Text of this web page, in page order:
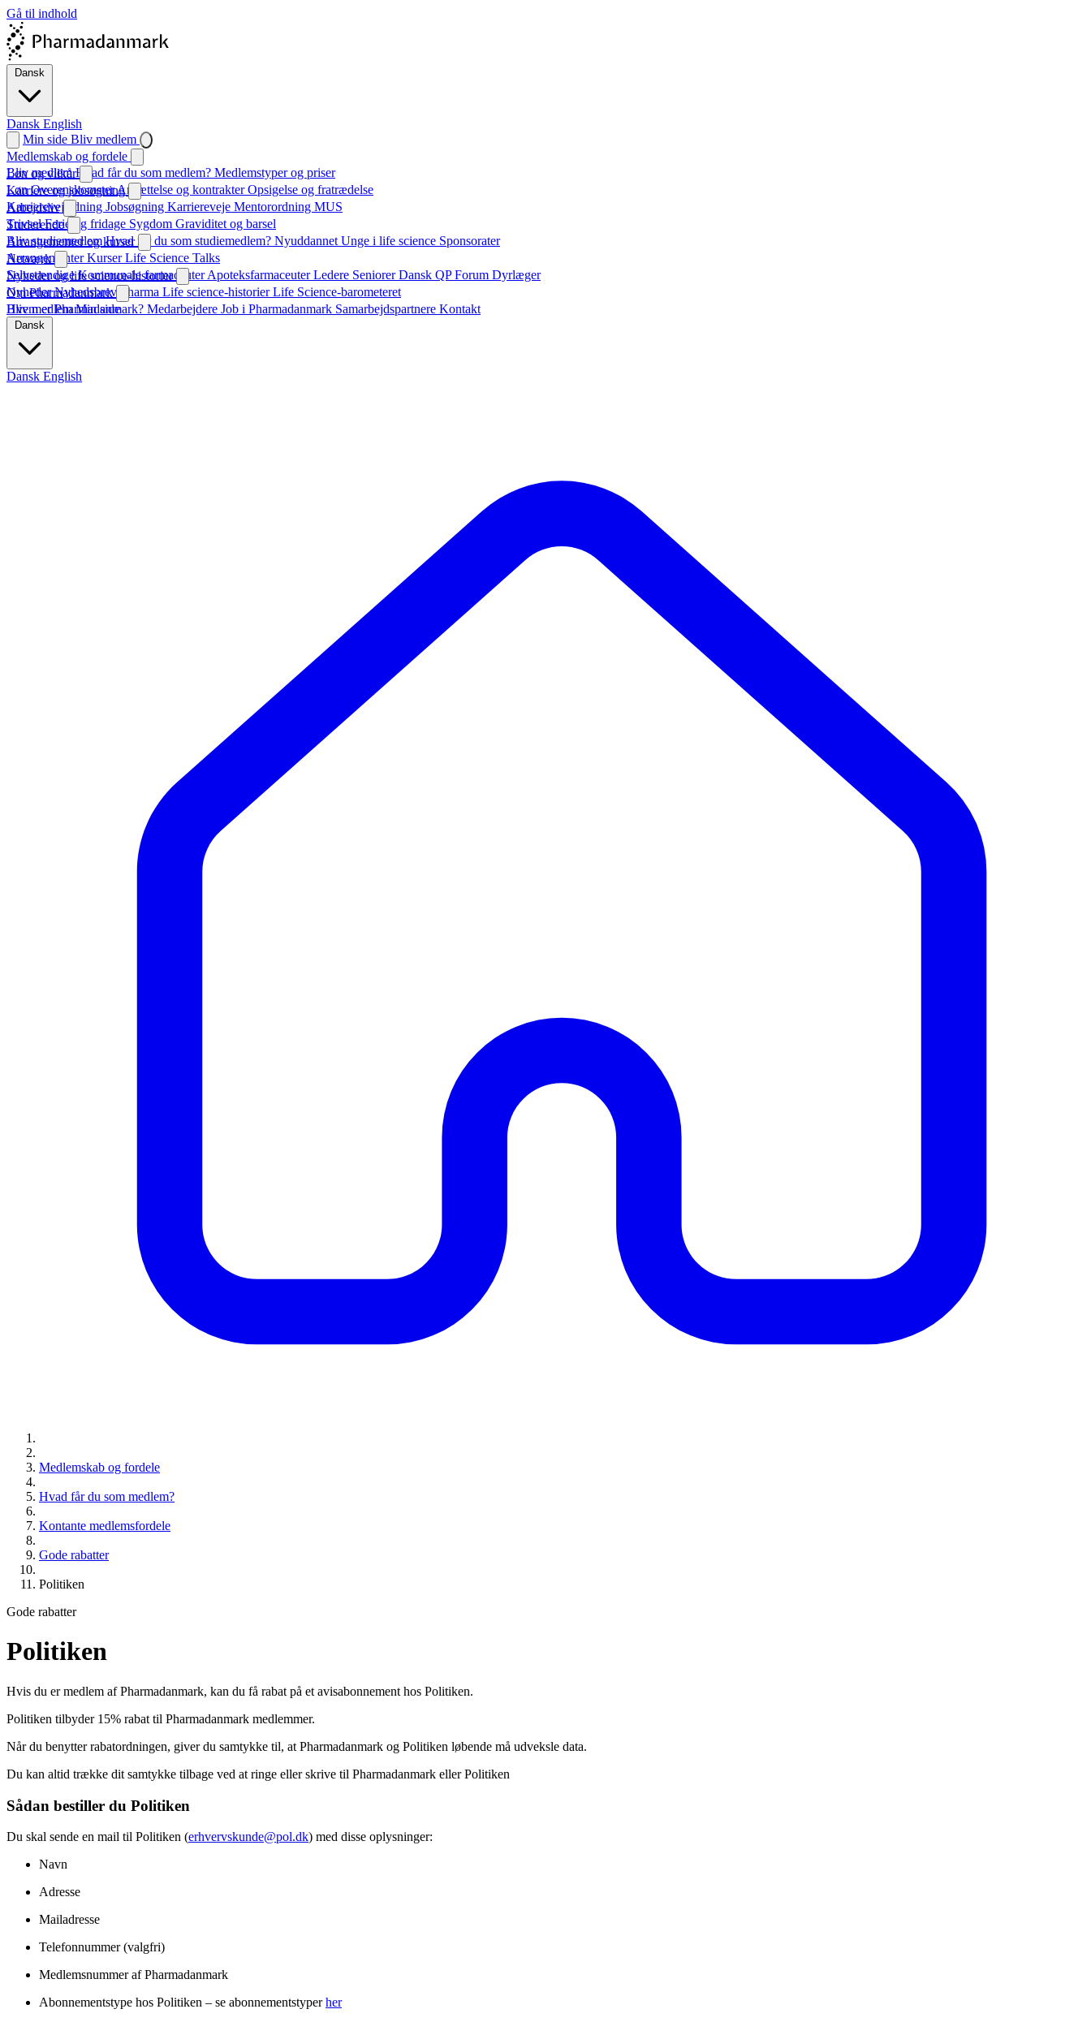
Gå til indhold
Dansk
Dansk English
Min side Bliv medlem
Medlemskab og fordele
Bliv medlemHvad får du som medlem? Medlemstyper og priser
Løn og vilkår
LønOverenskomsterAnsættelse og kontrakterOpsigelse og fratrædelse
Karriere og jobsøgning
Karrierevejledning Jobsøgning Karriereveje Mentorordning MUS
Arbejdsliv
TrivselFerie og fridage Sygdom Graviditet og barsel
Studerende
Bliv studiemedlemHvad får du som studiemedlem? Nyuddannet Unge i life science Sponsorater
Arrangementer og kurser
ArrangementerKurserLife Science Talks
Netværk
SelvstændigeKommunale farmaceuterApoteksfarmaceuterLedere SeniorerDansk QP Forum Dyrlæger
Nyheder og life science-historier
NyhederNyhedsbrev Pharma Life science-historierLife Science-barometeret
Om Pharmadanmark
Hvem er Pharmadanmark? Medarbejdere Job i Pharmadanmark Samarbejdspartnere Kontakt
Bliv medlemMin side
Dansk
Dansk English
Medlemskab og fordele
Hvad får du som medlem?
Kontante medlemsfordele
Gode rabatter
Politiken
Gode rabatter
Politiken
Hvis du er medlem af Pharmadanmark, kan du få rabat på et avisabonnement hos Politiken.
Politiken tilbyder 15% rabat til Pharmadanmark medlemmer.
Når du benytter rabatordningen, giver du samtykke til, at Pharmadanmark og Politiken løbende må udveksle data.
Du kan altid trække dit samtykke tilbage ved at ringe eller skrive til Pharmadanmark eller Politiken
Sådan bestiller du Politiken
Du skal sende en mail til Politiken (erhvervskunde@pol.dk) med disse oplysninger:
Navn
Adresse
Mailadresse
Telefonnummer (valgfri)
Medlemsnummer af Pharmadanmark
Abonnementstype hos Politiken – se abonnementstyperher